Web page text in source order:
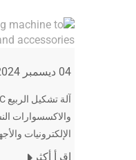
04 ديسمبر 2024
والاكسسوارات
الإلكترونيات
الأسلاك ضرورية
اقرأ أكثر